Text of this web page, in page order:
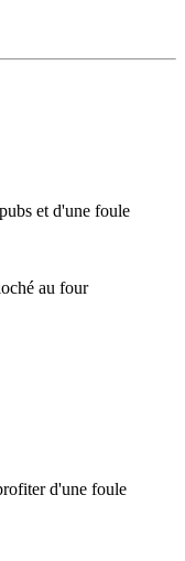
et d'une foule
au four
d'une foule